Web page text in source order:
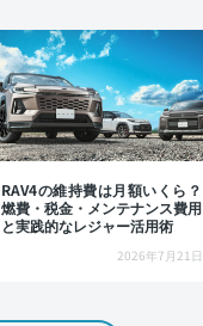
RAV4の維持費は月額いくら？
燃費・税金・メンテナンス費用
と実践的なレジャー活用術
2026年7月21日